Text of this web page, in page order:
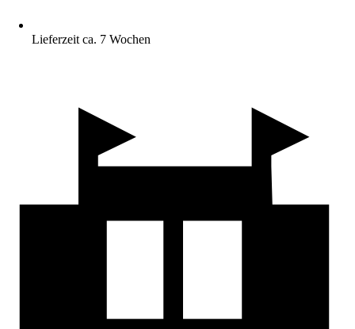
Lieferzeit ca. 7 Wochen